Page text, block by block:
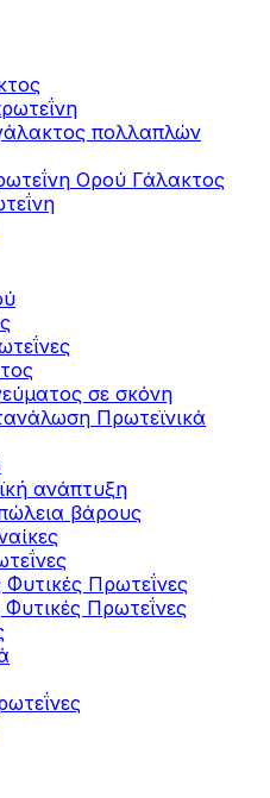
πολλαπλών
Ορού Γάλακτος
σε σκόνη
Πρωτεϊνικά
ανάπτυξη
βάρους
Πρωτεΐνες
Πρωτεΐνες